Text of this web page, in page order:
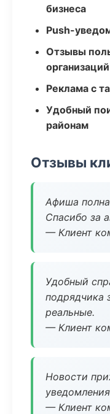
бизнеса
Push-
Отзывы
организаций
Реклама с
Удобный
районам
Отзывы
Афиша
Спасибо за
— Клиент
Удобный
подрядчика
реальные.
— Клиент
Новости
— Клиент